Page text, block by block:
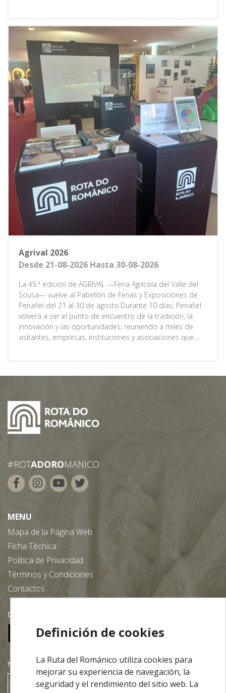
y el teatro documental, la obra reflexiona sobre la
libertad, el miedo y la resistencia, mostrando un país
dividido entre quienes sueñan con el cambio y quienes
temen la revolución. Una historia del pasado que
resuena inquietantemente en el presente.Una
producción de Ponto C - Cultura e Criatividade, integrada
en el programa «Fora de Portas», con entrada gratuita
previa reserva de entradas.
Agrival 2026
Desde 21-08-2026 Hasta 30-08-2026
La 45.ª edición de AGRIVAL —Feria Agrícola del Valle del
Sousa— vuelve al Pabellón de Ferias y Exposiciones de
Penafiel del 21 al 30 de agosto.Durante 10 días, Penafiel
volverá a ser el punto de encuentro de la tradición, la
innovación y las oportunidades, reuniendo a miles de
visitantes, empresas, instituciones y asociaciones que
regional, que contará con la presencia de la Ruta del
Románico por decimoséptima vez.
#ROTADOROMANICO
MENU
Mapa de la Página Web
Ficha Técnica
Política de Privacidad
Términos y Condiciones
Contactos
Descargue nuestra App gratuita:
NEWSLETTER
Suscribir
Definición de cookies
La Ruta del Románico utiliza cookies para
mejorar su experiencia de navegación, la
seguridad y el rendimiento del sitio web. La